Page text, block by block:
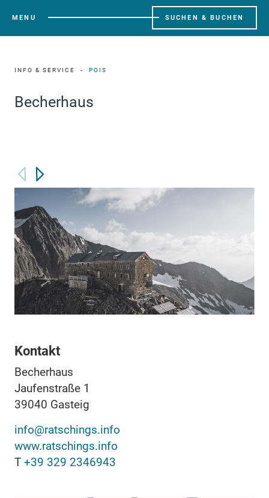
MENU SUCHEN & BUCHEN
INFO & SERVICE POIS
Becherhaus
Kontakt
Becherhaus
Jaufenstraße 1
39040 Gasteig
info@ratschings.info
www.ratschings.info
T +39 329 2346943